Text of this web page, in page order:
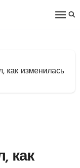
как изменилась
как